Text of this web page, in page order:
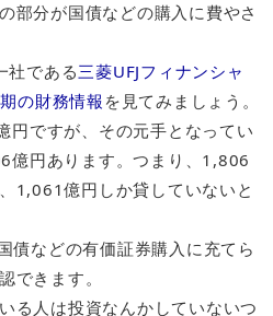
部分が国債などの購入に費やさ
社である三菱UFJフィナンシャ
の財務情報 を見てみましょう。
円ですが、その元手となってい
億円あります。つまり、1,806
1,061億円しか貸していないと
債などの有価証券購入に充てら
できます。
る人は投資なんかしていないつ